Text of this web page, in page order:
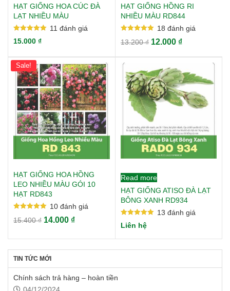
trồng tại nơi khô ráo, tránh ẩm ướt, tránh cho hạt không bị hút
ẩm ảnh hưởng đến năng suất gieo trồng.
làm hạt giống hô hấp mạnh, tiêu hao nhanh các chất dinh dưỡng
dự trữ, giảm sức sống của cây trồng. Vì vậy, nơi bảo quản cần
thông thoáng, mát mẻ.
Sạch: Bảo đảm hạt giống đã được làm sạch trước khi cất giữ
trong hộp lưu trữ.
HẠT GIỐNG HOA CÚC ĐÀ
LẠT NHIỀU MÀU
5.00
11 đánh giá
15.000 ₫
HẠT GIỐNG HỒNG RI
NHIỀU MÀU RD844
5.00
18 đánh giá
13.200₫ 12.000 ₫
Sale!
HẠT GIỐNG HOA HỒNG
LEO NHIỀU MÀU GÓI 10
HẠT RD843
5.00
10đánh giá
15.400₫ 14.000 ₫
Read more
HẠT GIỐNG ATISO ĐÀ LẠT
BÔNG XANH RD934
Rated
5.00
13 đánh giá
Liên hệ
TIN TỨC MỚI
Chính sách trả hàng – hoàn tiền